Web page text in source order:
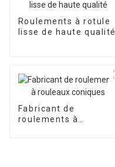
Roulements à rotule
lisse de haute qualité
Fabricant de
roulements à